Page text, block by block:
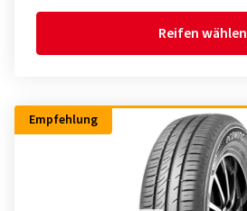
Reifen wählen
Empfehlung